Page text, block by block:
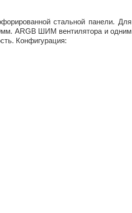
стальной панели. Для
ARGB ШИМ вентилятора и одним
Конфигурация: